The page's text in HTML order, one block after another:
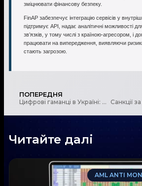
зміцнювати фінансову безпеку.
FinAP забезпечує інтеграцію сервісів у
підтримує API, надає аналітичні можливості
зв’язків, у тому числі з країною-агресором, і
працювати на випередження, виявляючи
стають загрозою.
ПОПЕРЕДНЯ
Цифрові гаманці в Україні: нова постанова уряду визначила правила
Читайте далі
AML ANTI